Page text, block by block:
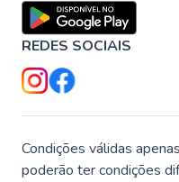
REDES SOCIAIS
Condições válidas
poderão ter condições